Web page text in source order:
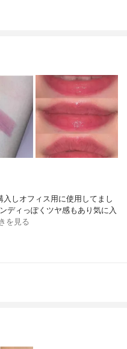
しオフィス用に使用してまし
ディっぽくツヤ感もあり気に入
を見る